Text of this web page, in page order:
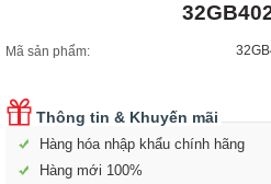
Mã sản phẩm:
Thông tin & Khuyến mãi
Hàng hóa nhập khẩu chính hãng
Hàng mới 100%